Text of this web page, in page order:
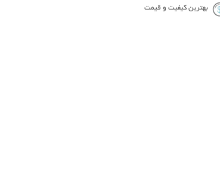
بهترین کیفیت و قیمت